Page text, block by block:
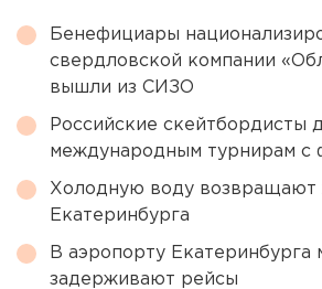
Бенефициары
свердловской компании
вышли из СИЗО
Российские скейтбордисты
международным турнирам с
Холодную воду возвращают
Екатеринбурга
В аэропорту Екатеринбурга
задерживают рейсы